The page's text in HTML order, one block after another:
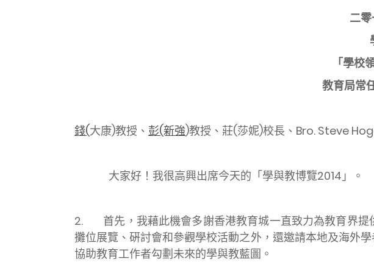
二
「學校
教育局常
錢(大康)教授、 彭(新強)教授、莊(莎妮)校長、Bro. Steve
大家好！我很高興出席今天的「學與教博覽2014」。
2. 首先，我藉此機會多謝香港教育城一直致力為教育界提
攤位展覽、硏討會和參觀學校活動之外，還邀請本地及海外
協助教育工作者勾劃未來的學與教藍圖。